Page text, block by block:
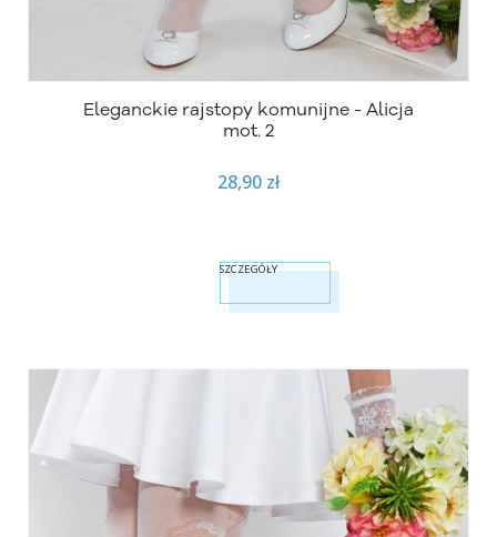
Eleganckie rajstopy komunijne - Alicja
mot. 2
28,90 zł
SZCZEGÓŁY